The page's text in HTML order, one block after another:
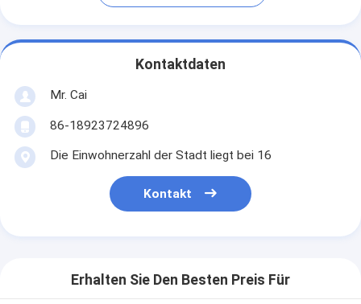
Kontaktdaten
Mr. Cai
86-18923724896
Die Einwohnerzahl der Stadt liegt bei 16
Kontakt
Erhalten Sie Den Besten Preis Für